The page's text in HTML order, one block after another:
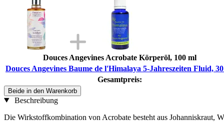
Douces Angevines Acrobate Körperöl, 100 ml
Douces Angevines Baume de l'Himalaya 5-Jahreszeiten Fluid,
Gesamtpreis:
Beide in den Warenkorb
Beschreibung
Die Wirkstoffkombination von Acrobate besteht aus Johanniskraut,